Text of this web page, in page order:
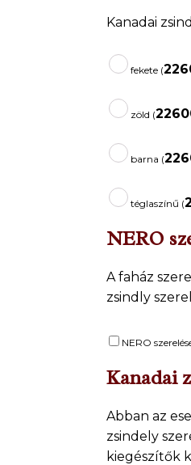
Kanadai
fekete (
zöld (
barna (
téglaszínű (
NERO
A faház
zsindly
NERO
Kanadai
Abban az
zsindely
kiegészítők